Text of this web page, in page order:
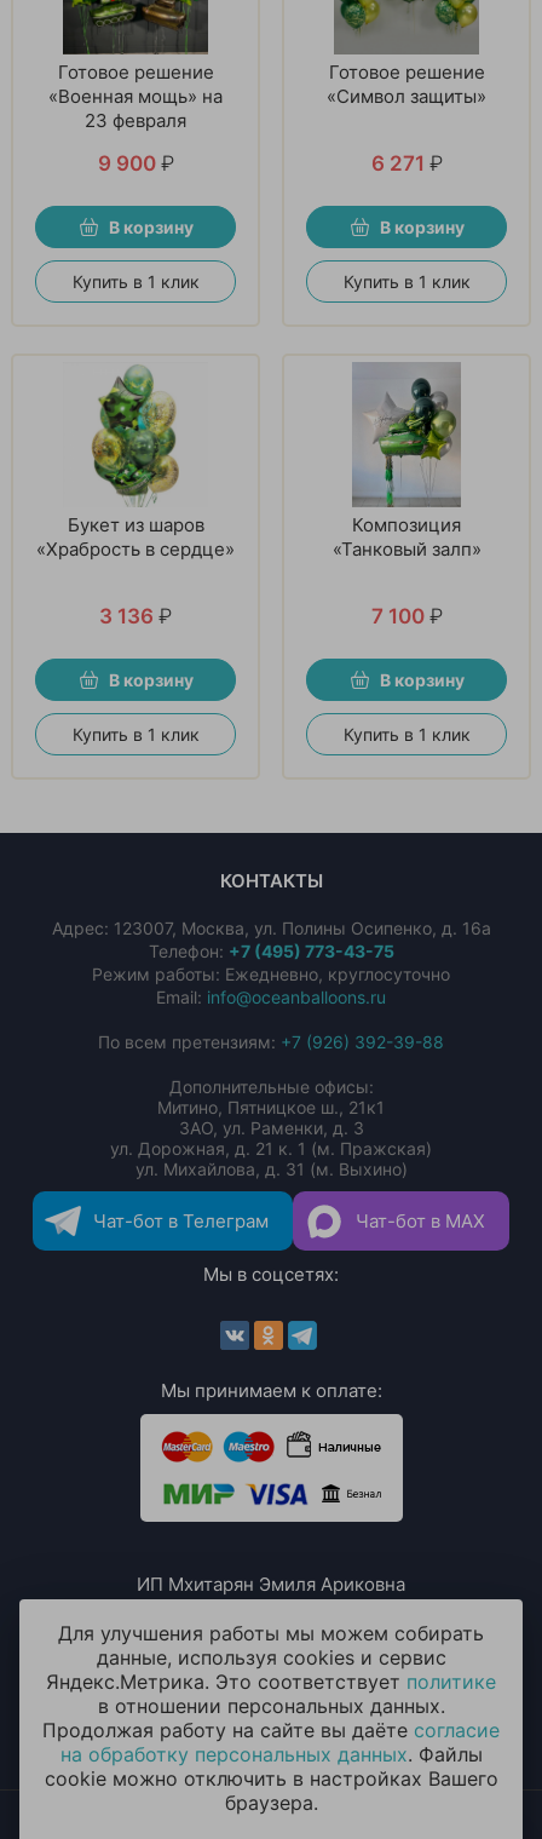
Готовое решение
«Военная мощь» на
23 февраля
9 900 ₽
В корзину
Купить в 1 клик
Готовое решение
«Символ защиты»
6 271 ₽
В корзину
Купить в 1 клик
Букет из шаров
«Храбрость в сердце»
3 136 ₽
В корзину
Купить в 1 клик
Композиция
«Танковый залп»
7 100 ₽
В корзину
Купить в 1 клик
КОНТАКТЫ
Адрес: 123007, Москва, ул. Полины Осипенко, д. 16а
Телефон: +7 (495) 773-43-75
Режим работы: Ежедневно, круглосуточно
Email: info@oceanballoons.ru
По всем претензиям: +7 (926) 392-39-88
Дополнительные офисы:
Митино, Пятницкое ш., 21к1
ЗАО, ул. Раменки, д. 3
ул. Дорожная, д. 21 к. 1 (м. Пражская)
ул. Михайлова, д. 31 (м. Выхино)
Чат-бот в Телеграм Чат-бот в MAX
Мы в соцсетях:
Мы принимаем к оплате:
ИП Мхитарян Эмиля Ариковна
ИНН: 771385063807
ОГРН / ОГРНИП: 319508100076230
2014 - 2026 © «ОКЕАН ШАРОВ» Воздушные шары с
Для улучшения работы мы можем собирать
данные, используя cookies и сервис
Яндекс.Метрика. Это соответствует политике
в отношении персональных данных.
Продолжая работу на сайте вы даёте согласие
на обработку персональных данных. Файлы
cookie можно отключить в настройках Вашего
браузера.